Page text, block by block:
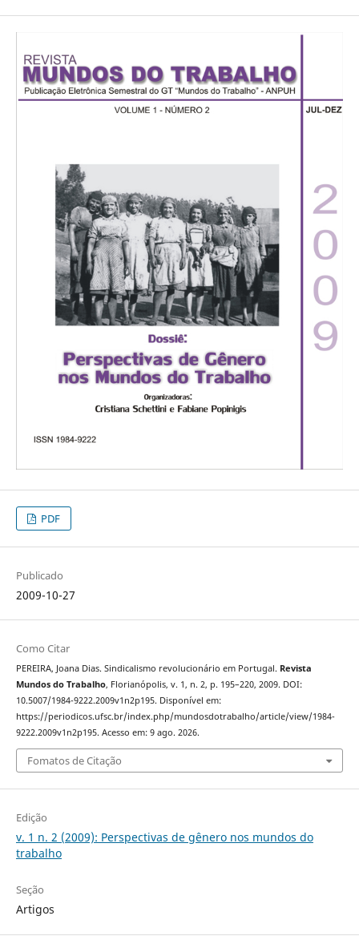
PDF
Publicado
2009-10-27
Como Citar
PEREIRA, Joana Dias. Sindicalismo revolucionário em Portugal. Revista
Mundos do Trabalho, Florianópolis, v. 1, n. 2, p. 195–220, 2009. DOI:
10.5007/1984-9222.2009v1n2p195. Disponível em:
https://periodicos.ufsc.br/index.php/mundosdotrabalho/article/view/1984-
9222.2009v1n2p195. Acesso em: 9 ago. 2026.
Fomatos de Citação
Edição
v. 1 n. 2 (2009): Perspectivas de gênero nos mundos do
trabalho
Seção
Artigos